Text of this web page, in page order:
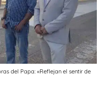
del Papa: «Reflejan el sentir de